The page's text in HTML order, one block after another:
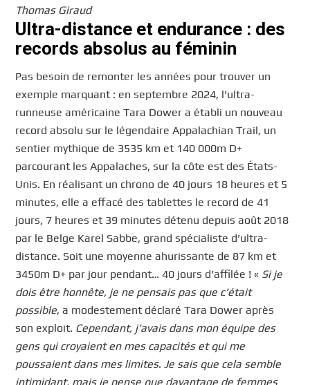
Thomas Giraud
Ultra-distance et endurance : des
records absolus au féminin
Pas besoin de remonter les années pour trouver un
exemple marquant : en septembre 2024, l’ultra-
runneuse américaine Tara Dower a établi un nouveau
record absolu sur le légendaire Appalachian Trail, un
sentier mythique de 3535 km et 140 000m D+
parcourant les Appalaches, sur la côte est des États-
Unis. En réalisant un chrono de 40 jours 18 heures et 5
minutes, elle a effacé des tablettes le record de 41
jours, 7 heures et 39 minutes détenu depuis août 2018
par le Belge Karel Sabbe, grand spécialiste d’ultra-
distance. Soit une moyenne ahurissante de 87 km et
3450m D+ par jour pendant… 40 jours d’affilée ! « Si je
dois être honnête, je ne pensais pas que c’était
possible, a modestement déclaré Tara Dower après
son exploit. Cependant, j’avais dans mon équipe des
gens qui croyaient en mes capacités et qui me
poussaient dans mes limites.Je sais que cela semble
intimidant, mais je pense que davantage de femmes